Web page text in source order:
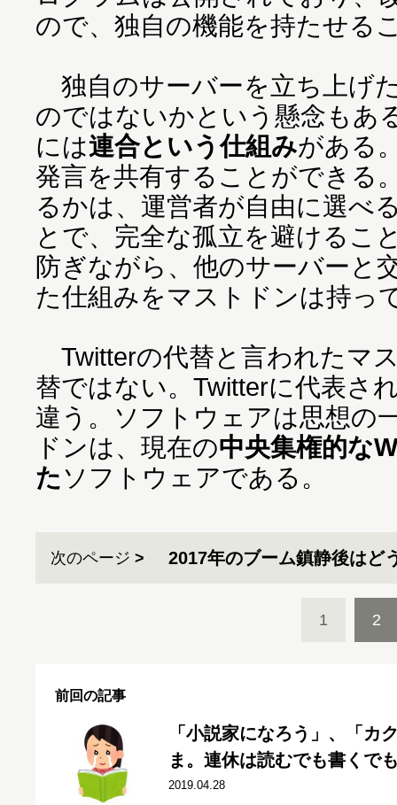
ので、独自の機能を持たせる
独自のサーバーを立ち上げ
のではないかという懸念もあ
には連合という仕組みがある
発言を共有することができる
るかは、運営者が自由に選べ
とで、完全な孤立を避けるこ
防ぎながら、他のサーバーと
た仕組みをマストドンは持っ
Twitterの代替と言われたマ
替ではない。Twitterに代表さ
違う。ソフトウェアは思想の
ドンは、現在の中央集権的な
たソフトウェアである。
次のページ 2017年のブーム鎮静後はど
1 2
前回の記事
「小説家になろう」、「カ
ま。連休は読むでも書くで
2019.04.28